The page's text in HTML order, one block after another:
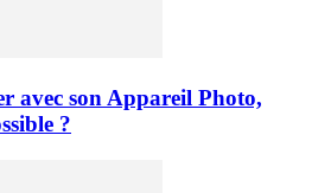
avec son Appareil Photo,
?